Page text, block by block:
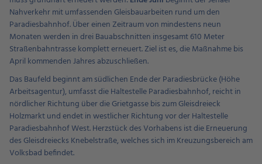
Nahverkehr mit umfassenden Gleisbauarbeiten rund um den
Paradiesbahnhof. Über einen Zeitraum von mindestens neun
Monaten werden in drei Bauabschnitten insgesamt 610 Meter
Straßenbahntrasse komplett erneuert. Ziel ist es, die Maßnahme bis
April kommenden Jahres abzuschließen.
Das Baufeld beginnt am südlichen Ende der Paradiesbrücke (Höhe
Arbeitsagentur), umfasst die Haltestelle Paradiesbahnhof, reicht in
nördlicher Richtung über die Grietgasse bis zum Gleisdreieck
Holzmarkt und endet in westlicher Richtung vor der Haltestelle
Paradiesbahnhof West. Herzstück des Vorhabens ist die Erneuerung
des Gleisdreiecks Knebelstraße, welches sich im Kreuzungsbereich am
Volksbad befindet.